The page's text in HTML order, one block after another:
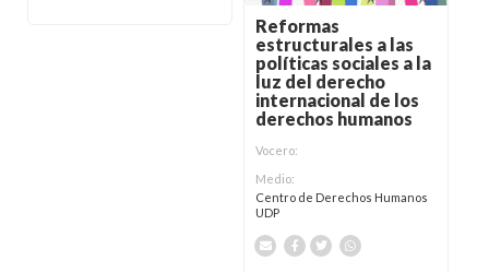
Reformas
estructurales a las
políticas sociales a la
luz del derecho
internacional de los
derechos humanos
Vocero:
Medio:
Centro de Derechos Humanos
UDP